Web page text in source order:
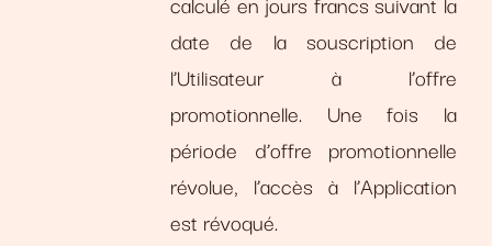
date de la souscription de
l’Utilisateur à l’offre
promotionnelle. Une fois la
période d’offre promotionnelle
révolue, l’accès à l’Application
est révoqué.